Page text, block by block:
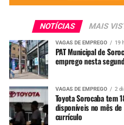
pública;
15 de julho de 2026:
eventuais sanções.
Segundo o USTR, mais de 30
e ao menos 295 contribuições
fase inicial da investigação.
Pontos criticados
NOTÍCIAS MAIS
VAGAS DE EMPREGO 19
PAT Municipal de
emprego nesta
VAGAS DE EMPREGO 2
Toyota Sorocaba tem
disponíveis no mês
currículo